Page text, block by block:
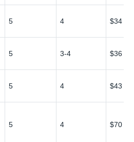
5 4 $34
5 3-4 $36
5 4 $43
5 4 $70